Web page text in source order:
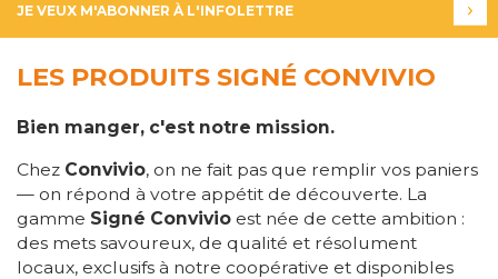
JE VEUX M'ABONNER À L'INFOLETTRE
LES PRODUITS SIGNÉ CONVIVIO
Bien manger, c'est notre mission.
Chez Convivio, on ne fait pas que remplir vos paniers
— on répond à votre appétit de découverte. La
gamme Signé Convivio est née de cette ambition :
des mets savoureux, de qualité et résolument
locaux, exclusifs à notre coopérative et disponibles